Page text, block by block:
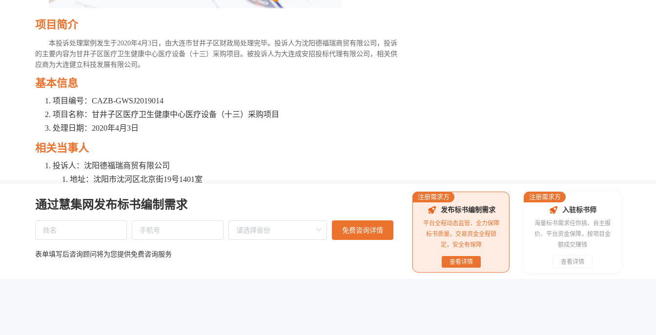
项目简介
本投诉处理案例发生于2020年4月3日，由大连市甘井子区财政局处理完毕。投诉人为沈阳德福瑞商贸有限公司，投诉
的主要内容为甘井子区医疗卫生健康中心医疗设备（十三）采购项目。被投诉人为大连成安招投标代理有限公司，相关供
应商为大连健立科技发展有限公司。
基本信息
项目编号：CAZB-GWSJ2019014
项目名称：甘井子区医疗卫生健康中心医疗设备（十三）采购项目
处理日期：2020年4月3日
相关当事人
投诉人：沈阳德福瑞商贸有限公司
地址：沈阳市沈河区北京街19号1401室
被投诉人：大连成安招投标代理有限公司
地址：大连市中山区明泽街16号丽苑大厦14楼A座
当事人：大连市甘井子区卫生健康局
通过慧集网发布标书编制需求
免费咨询详情
表单填写后咨询顾问将为您提供免费咨询服务
注册需求方
发布标书编制需求
平台全程动态监管、全力保障
标书质量，交易资金全程锁
定，安全有保障
查看详情
注册需求方
入驻标书师
海量标书需求任你挑、自主报
价、平台资金保障，按项目金
额成交赚钱
查看详情